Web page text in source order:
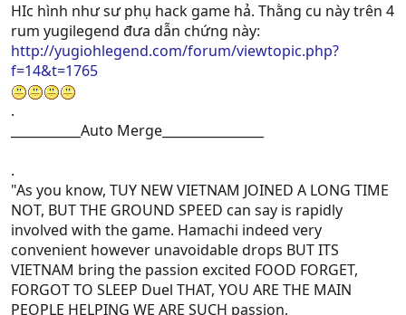
Tóm tắt lại: naruto là con gà Joey, cheat legend dốt bị
phát hiện chạy wa đánh real duel chê bai joey trong khi
cũng chả biết quái gì real duel hơn joey
Mogola mới thật thú vị...
HIc hình như sư phụ hack game hả. Thằng cu này trên 4
rum yugilegend đưa dẫn chứng này:
http://yugiohlegend.com/forum/viewtopic.php?
f=14&t=1765
.
___________Auto Merge________________
.
"As you know, TUY NEW VIETNAM JOINED A LONG TIME
NOT, BUT THE GROUND SPEED can say is rapidly
involved with the game. Hamachi indeed very
convenient however unavoidable drops BUT ITS
VIETNAM bring the passion excited FOOD FORGET,
FORGOT TO SLEEP Duel THAT, YOU ARE THE MAIN
PEOPLE HELPING WE ARE SUCH passion,